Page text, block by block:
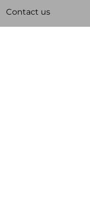
Contact us